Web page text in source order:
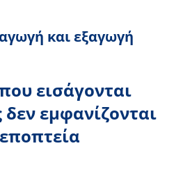
και εξαγωγή
εισάγονται
εμφανίζονται